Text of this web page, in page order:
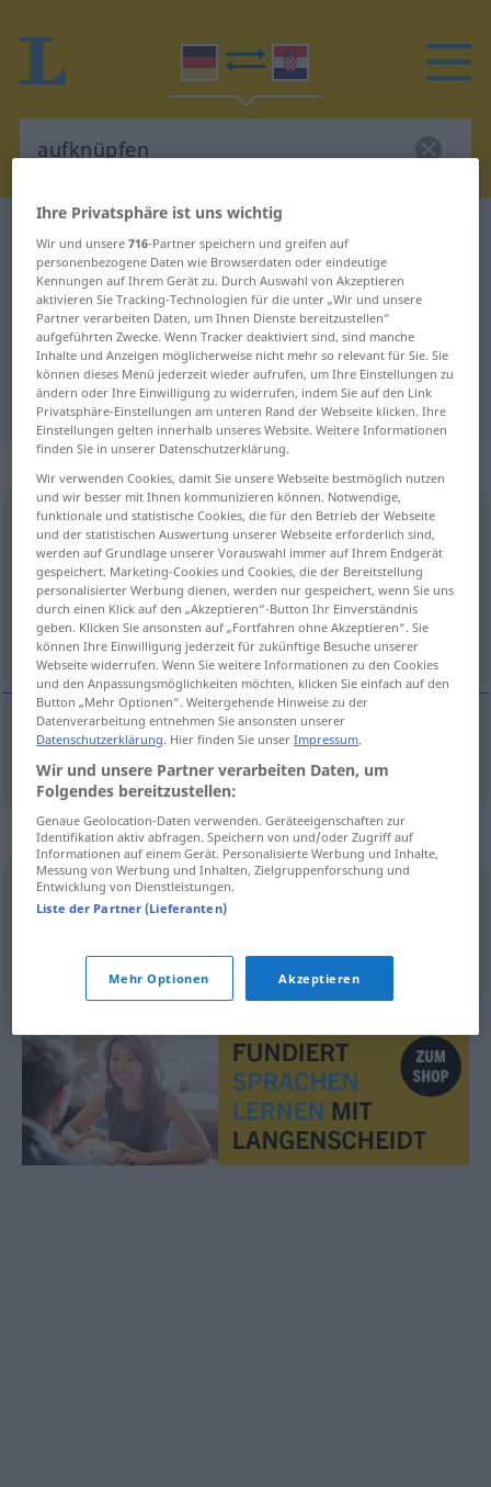
Deutsch-Kroatisch Übersetzung für
"aufknüpfen"
"aufknüpfen" Kroatisch
Übersetzung
„aufknüpfen“
aufknüpfen <trennb;-ge->
Übersicht aller Übersetzungen
(Für mehr Details die Übersetzung anklicken/antippen)
razmrsiti
(-rsivati) Knoten
Synonyme für "aufknüpfen"
erhängen,aufhängen,hängen
© OpenThesaurus.de
Ihre Privatsphäre ist uns wichtig
Wir und unsere716-Partner speichern und greifen auf
personenbezogene Daten wie Browserdaten oder eindeutige
Kennungen auf Ihrem Gerät zu. Durch Auswahl von Akzeptieren
aktivieren Sie Tracking-Technologien für die unter „Wir und unsere
Partner verarbeiten Daten, um Ihnen Dienste bereitzustellen“
aufgeführten Zwecke. Wenn Tracker deaktiviert sind, sind manche
Inhalte und Anzeigen möglicherweise nicht mehr so relevant für Sie. Sie
können dieses Menü jederzeit wieder aufrufen, um Ihre Einstellungen zu
ändern oder Ihre Einwilligung zu widerrufen, indem Sie auf den Link
Privatsphäre-Einstellungen am unteren Rand der Webseite klicken. Ihre
Einstellungen gelten innerhalb unseres Website. Weitere Informationen
finden Sie in unserer Datenschutzerklärung.
Wir verwenden Cookies, damit Sie unsere Webseite bestmöglich nutzen
und wir besser mit Ihnen kommunizieren können. Notwendige,
funktionale und statistische Cookies, die für den Betrieb der Webseite
und der statistischen Auswertung unserer Webseite erforderlich sind,
werden auf Grundlage unserer Vorauswahl immer auf Ihrem Endgerät
gespeichert. Marketing-Cookies und Cookies, die der Bereitstellung
personalisierter Werbung dienen, werden nur gespeichert, wenn Sie uns
durch einen Klick auf den „Akzeptieren“-Button Ihr Einverständnis
geben. Klicken Sie ansonsten auf „Fortfahren ohne Akzeptieren“. Sie
können Ihre Einwilligung jederzeit für zukünftige Besuche unserer
Webseite widerrufen. Wenn Sie weitere Informationen zu den Cookies
und den Anpassungsmöglichkeiten möchten, klicken Sie einfach auf den
Button „Mehr Optionen“. Weitergehende Hinweise zu der
Datenverarbeitung entnehmen Sie ansonsten unserer
Datenschutzerklärung. Hier finden Sie unserImpressum.
Wir und unsere Partner verarbeiten Daten, um
Folgendes bereitzustellen:
Genaue Geolocation-Daten verwenden. Geräteeigenschaften zur
Identifikation aktiv abfragen. Speichern von und/oder Zugriff auf
Informationen auf einem Gerät. Personalisierte Werbung und Inhalte,
Messung von Werbung und Inhalten, Zielgruppenforschung und
Entwicklung von Dienstleistungen.
Liste der Partner (Lieferanten)
Mehr Optionen Akzeptieren